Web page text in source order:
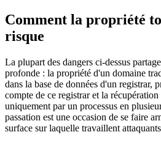
Comment la propriété
risque
La plupart des dangers ci-dessus
profonde : la propriété d'un domaine
dans la base de données d'un registrar,
compte de ce registrar et la
uniquement par un processus en
passation est une occasion de se faire
surface sur laquelle travaillent